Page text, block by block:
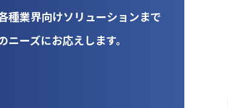
種業界向けソリューションまで
ーズにお応えします。